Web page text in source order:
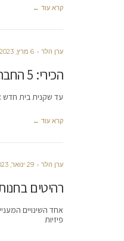
קרא עוד ←
ערן הלר 6 מרץ, 2023
הכירי: 5 החברות לעיצוב פנים שיעצבו את בית החלומות שלך
עד שקנית בית חדש
קרא עוד ←
ערן הלר 29 ינואר, 2023
רהיטים
אחד השינויים
פיזיות